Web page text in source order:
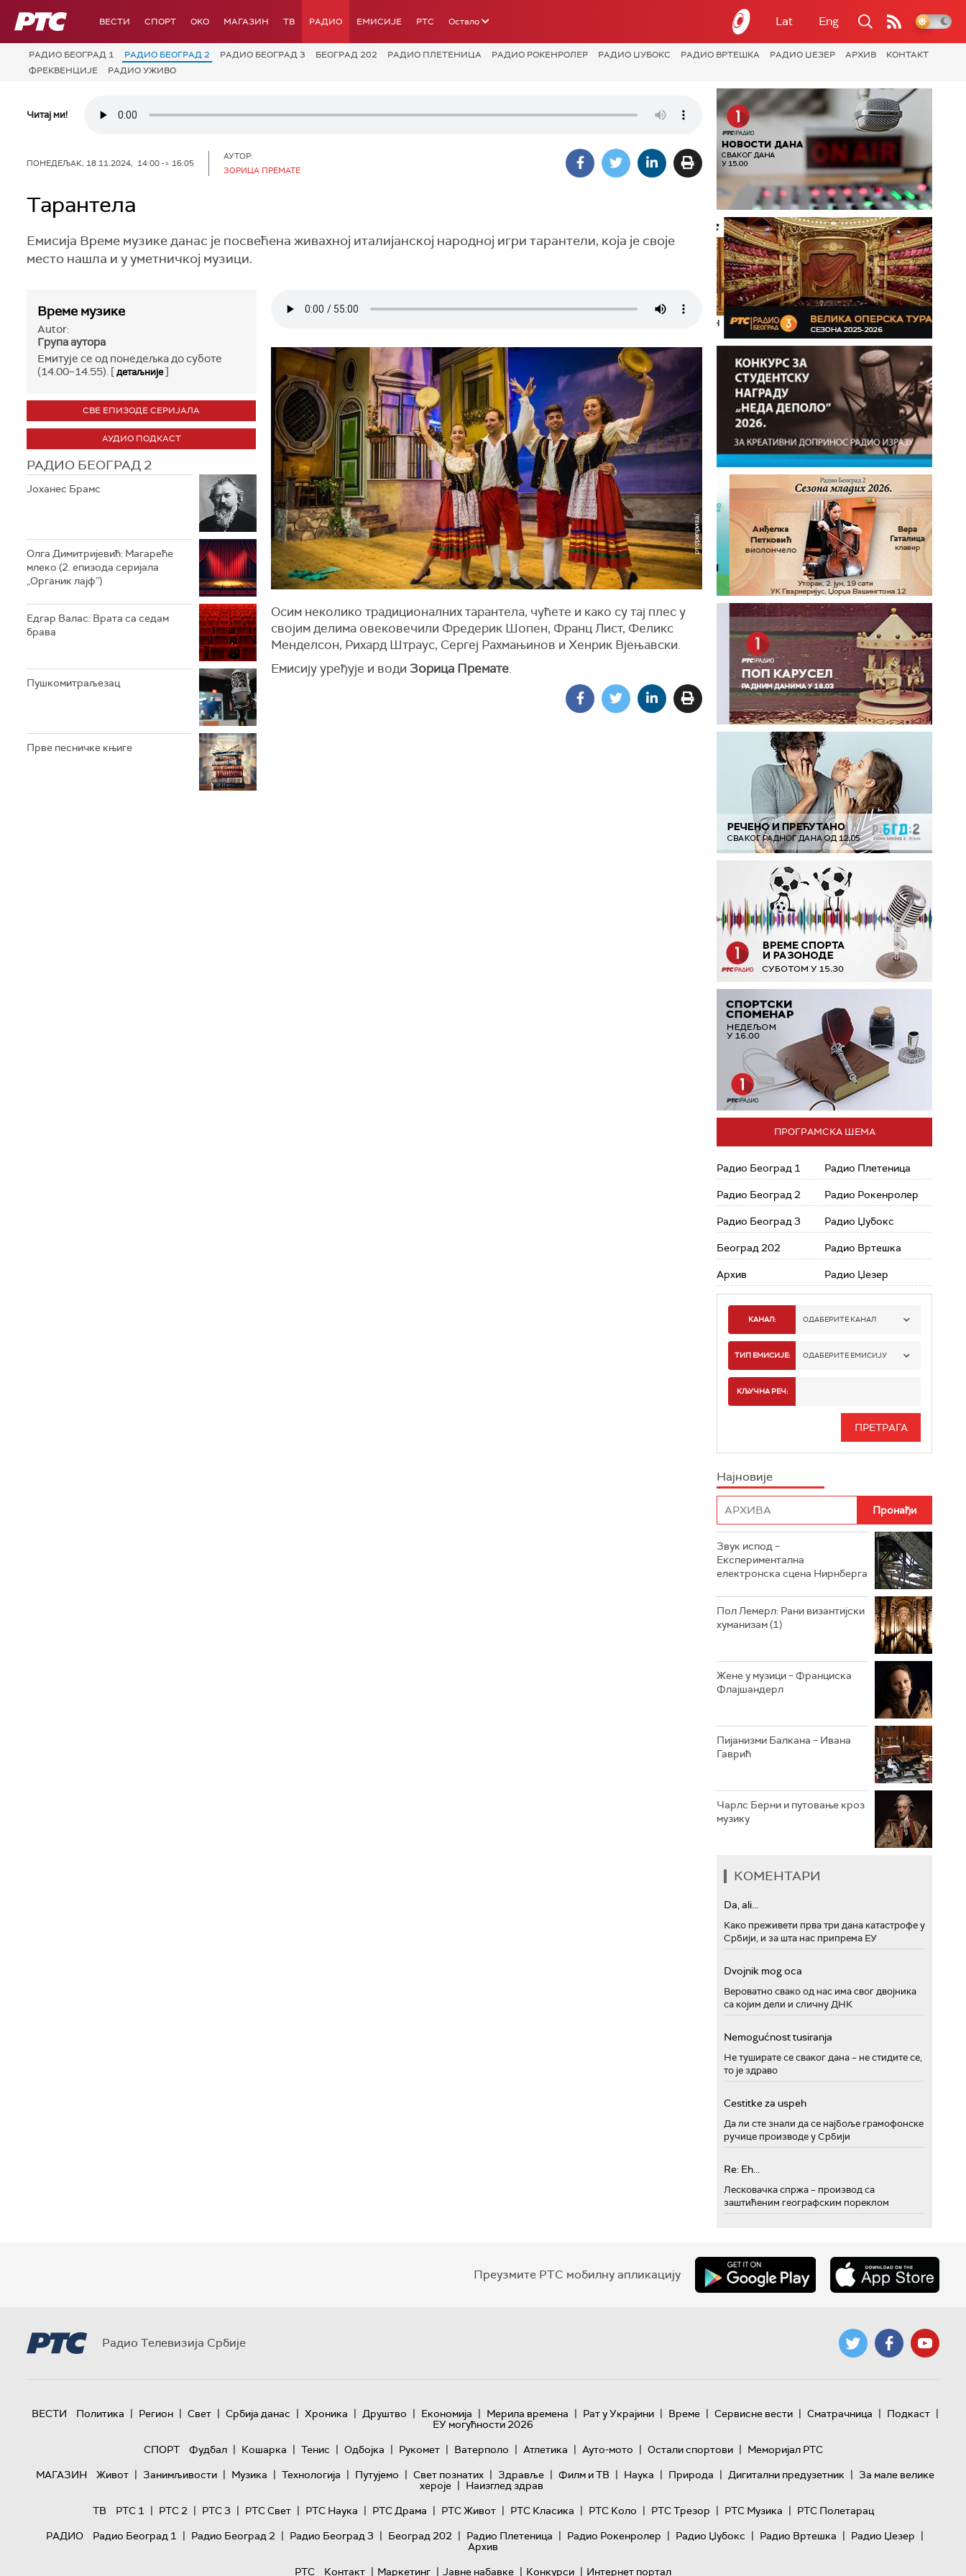
РТС ВЕСТИ СПОРТ OKO МАГАЗИН ТВ РАДИО ЕМИСИЈЕ РТС Остало Lat Eng
РАДИО БЕОГРАД 1 РАДИО БЕОГРАД 2 РАДИО БЕОГРАД 3 БЕОГРАД 202 РАДИО ПЛЕТЕНИЦА РАДИО РОКЕНРОЛЕР РАДИО ЏУБОКС РАДИО ВРТЕШКА РАДИО ЏЕЗЕР АРХИВ
КОНТАКТ
ФРЕКВЕНЦИЈЕ
РАДИО УЖИВО
Читај ми!
ПОНЕДЕЉАК, 18.11.2024, 14:00 -> 16:05
АУТОР:
ЗОРИЦА ПРЕМАТЕ
Тарантела
Емисија Време музике данас је посвећена живахној италијанској народној игри тарантели, која је своје
место нашла и у уметничкој музици.
Време музике
Autor:
Група аутора
Емитује се од понедељка до суботе
(14.00–14.55). [детаљније]
СВЕ ЕПИЗОДЕ СЕРИЈАЛА
АУДИО ПОДКАСТ
РАДИО БЕОГРАД 2
Јоханес Брамс
Олга Димитријевић: Магареће
млеко (2. епизода серијала
„Органик лајф”)
Едгар Валас: Врата са седам
брава
Пушкомитраљезац
Прве песничке књиге
Осим неколико традиционалних тарантела, чућете и како су тај плес у
својим делима овековечили Фредерик Шопен, Франц Лист, Феликс
Менделсон, Рихард Штраус, Сергеј Рахмањинов и Хенрик Вјењавски.
Емисију уређује и води Зорица Премате.
ПРОГРАМСКА ШЕМА
Радио Београд 1
Радио Београд 2
Радио Београд 3
Београд 202
Архив
Радио Плетеница
Радио Рокенролер
Радио Џубокс
Радио Вртешка
Радио Џезер
КАНАЛ: ОДАБЕРИТЕ КАНАЛ
РАДИО БЕОГРАД 1
РАДИО БЕОГРАД 3
РАДИО РОКЕНРОЛЕР
РАДИО ЏУБОКС
РАДИО ВРТЕШКА
РАДИО ЏЕЗЕР
ТИП ЕМИСИЈЕ: ОДАБЕРИТЕ ЕМИСИЈУ
ИНФО
КЉУЧНА РЕЧ:
Најновије
Звук испод –
Експериментална
електронска сцена Нирнберга
Пол Лемерл: Рани византијски
хуманизам (1)
Жене у музици – Франциска
Флајшандерл
Пијанизми Балкана – Ивана
Гаврић
Чарлс Берни и путовање кроз
музику
КОМЕНТАРИ
Da, ali...
Како преживети прва три дана катастрофе у
Србији, и за шта нас припрема ЕУ
Dvojnik mog oca
Вероватно свако од нас има свог двојника
са којим дели и сличну ДНК
Nemogućnost tusiranja
Не туширате се сваког дана – не стидите се,
то је здраво
Cestitke za uspeh
Да ли сте знали да се најбоље грамофонске
ручице производе у Србији
Re: Eh...
Лесковачка спржа – производ са
заштићеним географским пореклом
Преузмите РТС мобилну апликацију
Радио Телевизија Србије
ВЕСТИ Политика | Регион | Свет | Србија данас | Хроника | Друштво | Економија | Мерила времена | Рат у Украјини | Време | Сервисне вести | Сматрачница | Подкаст |
ЕУ могућности 2026
СПОРТ
Фудбал | Кошарка | Тенис | Одбојка | Рукомет | Ватерполо | Атлетика | Ауто-мото | Остали спортови | Меморијал РТС
МАГАЗИН
Живот | Занимљивости | Музика | Технологијa | Путујемо | Свет познатих | Здравље | Филм и ТВ | Наука | Природа | Дигитални предузетник | За мале велике
хероје | Наизглед здрав
ТВ
РТС 1 | РТС 2 | РТС 3 | РТС Свет | РТС Наука | РТС Драма | РТС Живот | РТС Класика | РТС Коло | РТС Трезор | РТС Музика | РТС Полетарац
РАДИО
Радио Београд 1 | Радио Београд 2 | Радио Београд 3 | Београд 202 | Радио Плетеница | Радио Рокенролер | Радио Џубокс | Радио Вртешка | Радио Џезер |
Архив
РТС
Контакт | Маркетинг | Јавне набавке | Конкурси | Интернет портал